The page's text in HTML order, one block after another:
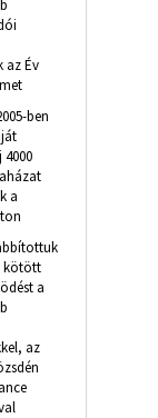
az Év
ben
a
kötött
a
az